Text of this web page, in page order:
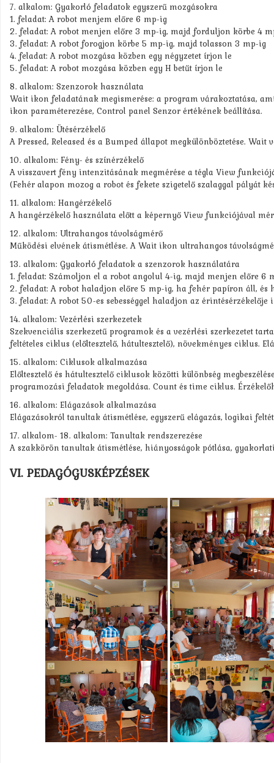
7. alkalom: Gyakorló feladatok egyszerű mozgásokra
1. feladat: A robot menjem előre 6 mp-ig
2. feladat: A robot menjen előre 3 mp-ig, majd forduljon körbe 4
3. feladat: A robot forogjon körbe 5 mp-ig, majd tolasson 3 mp-ig
4. feladat: A robot mozgása közben egy négyzetet írjon le
5. feladat: A robot mozgása közben egy H betűt írjon le
8. alkalom: Szenzorok használata
Wait ikon feladatának megismerése: a program várakoztatása,
ikon paraméterezése, Control panel Senzor értékének beállítása.
9. alkalom: Ütésérzékelő
A Pressed, Released és a Bumped állapot megkülönböztetése. Wait
10. alkalom: Fény- és színérzékelő
A visszavert fény intenzitásának megmérése a tégla View
(Fehér alapon mozog a robot és fekete szigetelő szalaggal pályát
11. alkalom: Hangérzékelő
A hangérzékelő használata előtt a képernyő View funkciójával
12. alkalom: Ultrahangos távolságmérő
Működési elvének átismétlése. A Wait ikon ultrahangos
13. alkalom: Gyakorló feladatok a szenzorok használatára
1. feladat: Számoljon el a robot angolul 4-ig, majd menjen előre 6
2. feladat: A robot haladjon előre 5 mp-ig, ha fehér papíron áll, és
3. feladat: A robot 50-es sebességgel haladjon az
14. alkalom: Vezérlési szerkezetek
Szekvenciális szerkezetű programok és a vezérlési szerkezetet
feltételes ciklus (előltesztelő, hátultesztelő), növekményes ciklus.
15. alkalom: Ciklusok alkalmazása
Előltesztelő és hátultesztelő ciklusok közötti különbség
programozási feladatok megoldása. Count és time ciklus.
16. alkalom: Elágazások alkalmazása
Elágazásokról tanultak átismétlése, egyszerű elágazás, logikai
17. alkalom- 18. alkalom: Tanultak rendszerezése
A szakkörön tanultak átismétlése, hiányosságok pótlása,
VI. PEDAGÓGUSKÉPZÉSEK